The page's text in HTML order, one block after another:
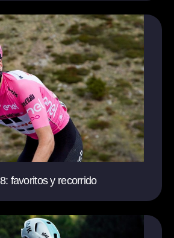
favoritos y recorrido